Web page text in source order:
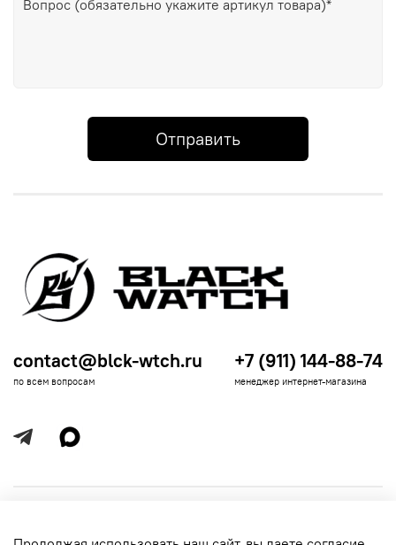
Отправить
contact@blck-wtch.ru
по всем вопросам
+7 (911) 144-88-74
менеджер интернет-магазина